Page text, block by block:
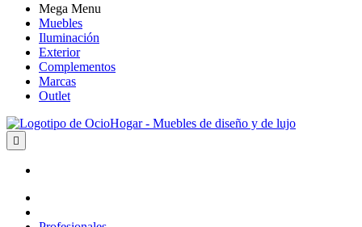
Mega Menu
Muebles
Iluminación
Exterior
Complementos
Marcas
Outlet
